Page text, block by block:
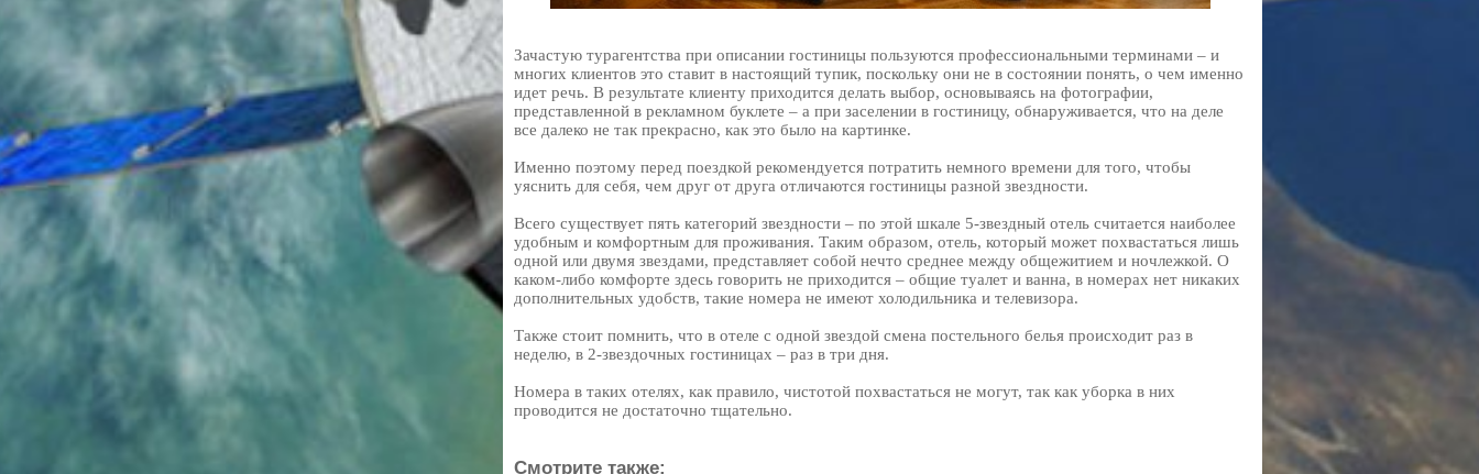
Зачастую турагентства при описании гостиницы пользуются профессиональными терминами – и
многих клиентов это ставит в настоящий тупик, поскольку они не в состоянии понять, о чем именно
идет речь. В результате клиенту приходится делать выбор, основываясь на фотографии,
представленной в рекламном буклете – а при заселении в гостиницу, обнаруживается, что на деле
все далеко не так прекрасно, как это было на картинке.
Именно поэтому перед поездкой рекомендуется потратить немного времени для того, чтобы
уяснить для себя, чем друг от друга отличаются гостиницы разной звездности.
Всего существует пять категорий звездности – по этой шкале 5-звездный отель считается наиболее
удобным и комфортным для проживания. Таким образом, отель, который может похвастаться лишь
одной или двумя звездами, представляет собой нечто среднее между общежитием и ночлежкой. О
каком-либо комфорте здесь говорить не приходится – общие туалет и ванна, в номерах нет никаких
дополнительных удобств, такие номера не имеют холодильника и телевизора.
Также стоит помнить, что в отеле с одной звездой смена постельного белья происходит раз в
неделю, в 2-звездочных гостиницах – раз в три дня.
Номера в таких отелях, как правило, чистотой похвастаться не могут, так как уборка в них
проводится не достаточно тщательно.
Смотрите также: